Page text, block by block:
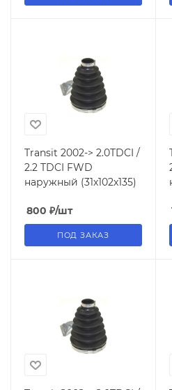
Transit 2002-> 2.0TDCI /
2.2 TDCI FWD
наружный (31x102x135)
800 ₽/шт
ПОД ЗАКАЗ